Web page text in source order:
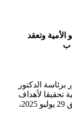
وتعقد
برئاسة الدكتور
تحقيقا لأهداف
التنمية المستدامة، انطلقت اليوم الثلاثاء الموافق 29 يوليو 2025،